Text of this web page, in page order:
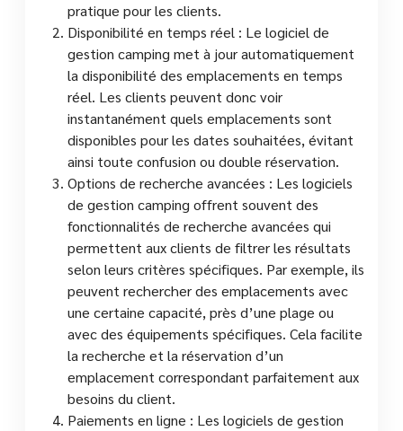
pratique pour les clients.
Disponibilité en temps réel : Le logiciel de
gestion camping met à jour automatiquement
la disponibilité des emplacements en temps
réel. Les clients peuvent donc voir
instantanément quels emplacements sont
disponibles pour les dates souhaitées, évitant
ainsi toute confusion ou double réservation.
Options de recherche avancées : Les logiciels
de gestion camping offrent souvent des
fonctionnalités de recherche avancées qui
permettent aux clients de filtrer les résultats
selon leurs critères spécifiques. Par exemple, ils
peuvent rechercher des emplacements avec
une certaine capacité, près d’une plage ou
avec des équipements spécifiques. Cela facilite
la recherche et la réservation d’un
emplacement correspondant parfaitement aux
besoins du client.
Paiements en ligne : Les logiciels de gestion